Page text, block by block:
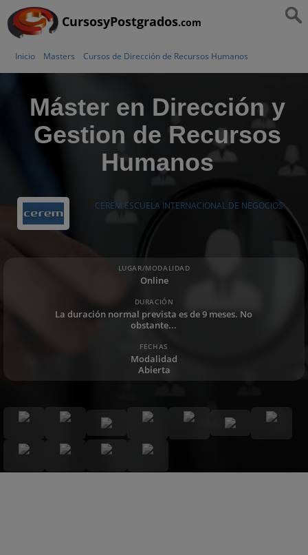
CursosyPostgrados.com
Inicio Masters Cursos de Dirección de Recursos Humanos
Máster en Dirección y
Gestion de Recursos
Humanos
CEREM ESCUELA INTERNACIONAL DE NEGOCIOS
LUGAR/MODALIDAD
Online
DURACIÓN
La duración normal prevista es de 9 meses. No
obstante...
FECHAS
Modalidad
Abierta